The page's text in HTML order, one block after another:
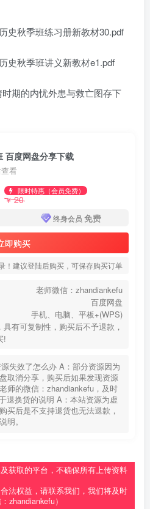
史秋季班练习册新教材30.pdf
史秋季班讲义新教材e1.pdf
期的内忧外患与救亡图存下
百度网盘分享下载
看
限时特惠（会员免费）
￥20
终身会员 免费
即购买
！建议登陆后购买，可保存购买订单
老师微信：zhandiankefu
百度网盘
手机、电脑、平板+(WPS)
具有可复制性，购买后不予退款，
!
失效了怎么办 A：部分资源因为
取消分享，购买后如果发现资源
师的微信：zhandiankefu，及时
退换货的说明 A：本站资源为虚
买后是不支持退货也无法退款，
明。
获取的平台，不确保所有上传资料
法权益，请联系我们，我们将及时
zhandiankefu）